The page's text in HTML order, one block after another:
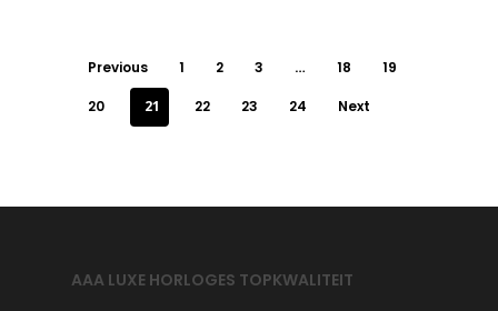
Previous 1 2 3 … 18 19
20 21 22 23 24 Next
AAA LUXE HORLOGES TOPKWALITEIT